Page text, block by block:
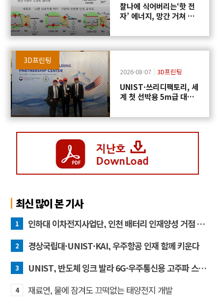
찰나에 식어버리는‘핫 전
자’ 에너지, 망간 거쳐 화
3D프린팅
2026-08-07 3D프린팅
UNIST·쓰리디팩토리, 세
계 첫 선박용 5m급 대형
최신 많이 본 기사
1 인하대 이차전지사업단, 인천 배터리 인재양성 거점 역할 강화
2 경상국립대·UNIST·KAI, 우주항공 인재 함께 키운다
3 UNIST, 반도체 잉크 발라 6G·우주통신용 고주파 스위치 만든다
4 재료연, 물에 잠겨도 끄떡없는 태양전지 개발